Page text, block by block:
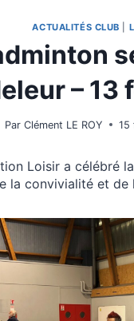
ACTUALITÉS CLUB
– 13
Par Clément LE ROY 15
Loisir a célébré
la convivialité et de